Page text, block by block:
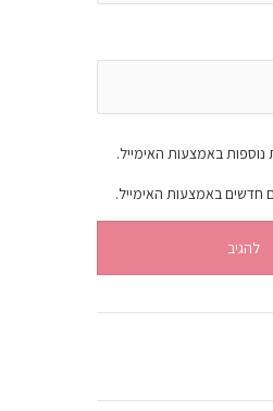
נוספות באמצעות האימייל.
חדשים באמצעות האימייל.